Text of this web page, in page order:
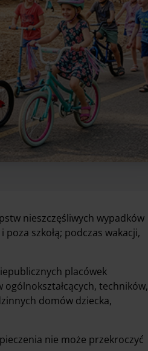
nieszczęśliwych wypadków
szkołą; podczas wakacji,
placówek
techników,
domów dziecka,
nie może przekroczyć